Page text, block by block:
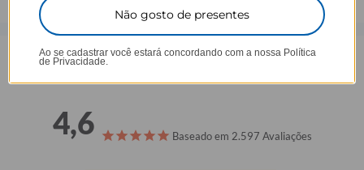
Opinião dos consumidores
4,6 Baseado em 2.597 Avaliações
Não gosto de presentes
Ao se cadastrar você estará concordando com a nossa Política
de Privacidade.